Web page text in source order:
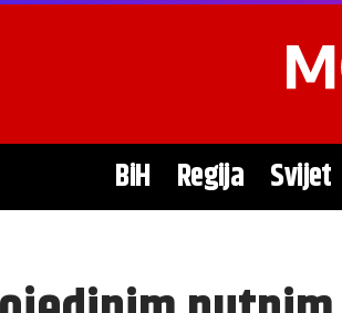
BiH Regija Svijet